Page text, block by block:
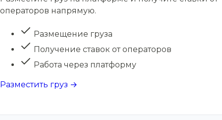
операторов напрямую.
Размещение груза
Получение ставок от операторов
Работа через платформу
Разместить груз →